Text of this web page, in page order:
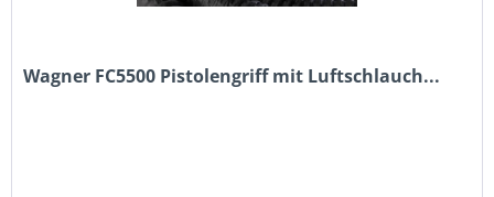
Wagner FC5500 Pistolengriff mit Luftschlauch...